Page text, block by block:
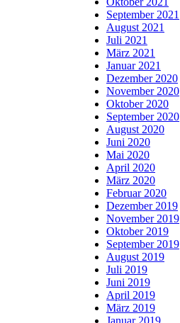
September 2021
August 2021
Juli 2021
März 2021
Januar 2021
Dezember 2020
November 2020
Oktober 2020
September 2020
August 2020
Juni 2020
Mai 2020
April 2020
März 2020
Februar 2020
Dezember 2019
November 2019
Oktober 2019
September 2019
August 2019
Juli 2019
Juni 2019
April 2019
März 2019
Januar 2019